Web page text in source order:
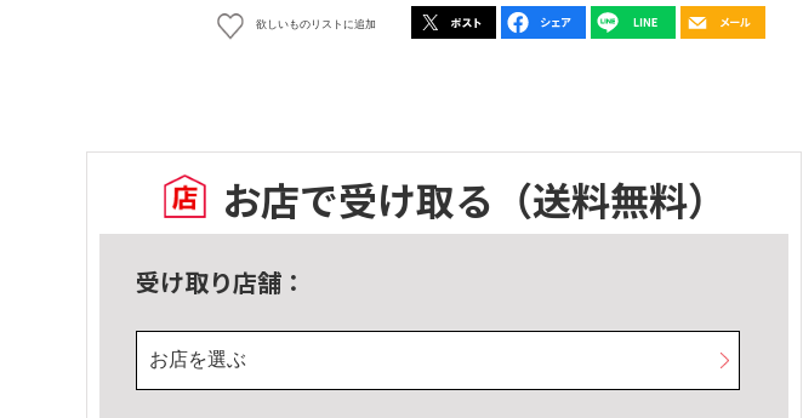
欲しいものリストに追加
お店で受け取る （送料無料）
受け取り店舗：
お店を選ぶ